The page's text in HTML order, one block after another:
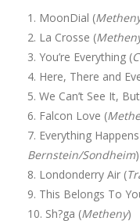
MoonDial (
La Crosse (
You’re Everything (
Here, There and
We Can’t See It,
Falcon Love (
Everything
Bernstein/Sondheim)
Londonderry Air (
This Belongs To
Sh?ga (Metheny)